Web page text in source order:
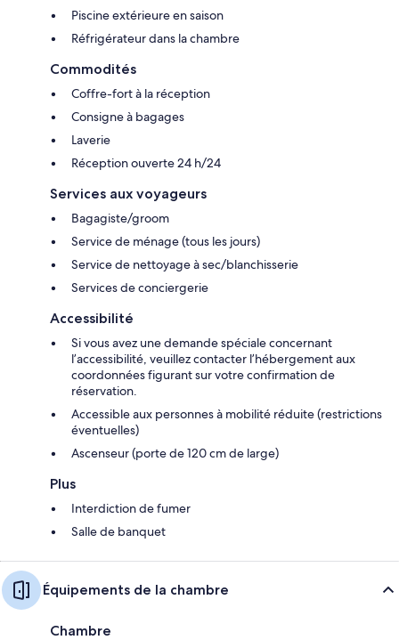
Piscine extérieure en saison
Réfrigérateur dans la chambre
Commodités
Coffre-fort à la réception
Consigne à bagages
Laverie
Réception ouverte 24 h/24
Services aux voyageurs
Bagagiste/groom
Service de ménage (tous les jours)
Service de nettoyage à sec/blanchisserie
Services de conciergerie
Accessibilité
Si vous avez une demande spéciale concernant
l’accessibilité, veuillez contacter l’hébergement aux
coordonnées figurant sur votre confirmation de
réservation.
Accessible aux personnes à mobilité réduite (restrictions
éventuelles)
Ascenseur (porte de 120 cm de large)
Plus
Interdiction de fumer
Salle de banquet
Équipements de la chambre
Chambre